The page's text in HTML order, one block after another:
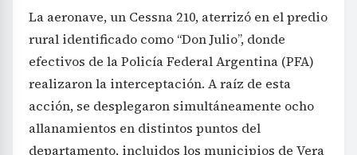
La aeronave, un Cessna 210, aterrizó en el predio
rural identificado como “Don Julio”, donde
efectivos de la Policía Federal Argentina (PFA)
realizaron la interceptación. A raíz de esta
acción, se desplegaron simultáneamente ocho
allanamientos en distintos puntos del
departamento, incluidos los municipios de Vera